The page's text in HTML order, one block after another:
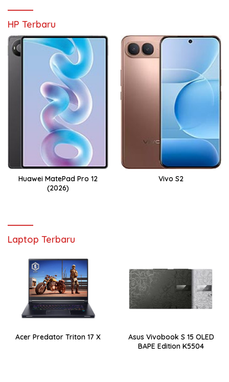
HP Terbaru
Huawei MatePad Pro 12
(2026)
Vivo S2
Laptop Terbaru
Acer Predator Triton 17 X
Asus Vivobook S 15 OLED
BAPE Edition K5504